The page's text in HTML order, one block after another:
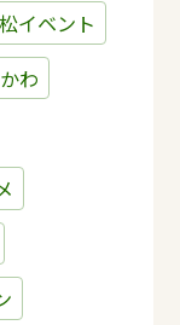
イベント
わ